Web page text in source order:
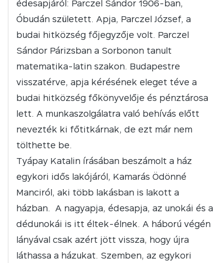
édesapjáról: Parczel Sándor 1906-ban,
Óbudán született. Apja, Parczel József, a
budai hitközség főjegyzője volt. Parczel
Sándor Párizsban a Sorbonon tanult
matematika-latin szakon. Budapestre
visszatérve, apja kérésének eleget téve a
budai hitközség főkönyvelője és pénztárosa
lett. A munkaszolgálatra való behívás előtt
nevezték ki főtitkárnak, de ezt már nem
tölthette be.
Tyápay Katalin írásában beszámolt a ház
egykori idős lakójáról, Kamarás Ödönné
Manciról, aki több lakásban is lakott a
házban. A nagyapja, édesapja, az unokái és a
dédunokái is itt éltek-élnek. A háború végén
lányával csak azért jött vissza, hogy újra
láthassa a házukat. Szemben, az egykori